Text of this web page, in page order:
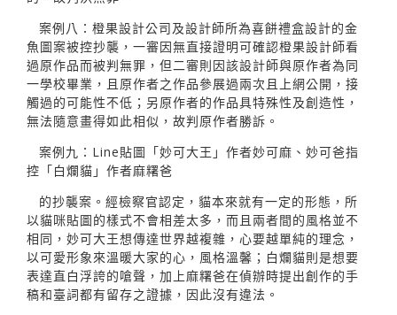
案例八：橙果設計公司及設計師所為喜餅禮盒設計的金
魚圖案被控抄襲，一審因無直接證明可確認橙果設計師看
過原作品而被判無罪，但二審則因該設計師與原作者為同
一學校畢業，且原作者之作品參展過兩次且上網公開，接
觸過的可能性不低；另原作者的作品具特殊性及創造性，
無法隨意畫得如此相似，故判原作者勝訴。
案例九：Line貼圖「妙可大王」作者妙可麻、妙可爸指
控「白爛貓」作者麻糬爸
的抄襲案。經檢察官認定，貓本來就有一定的形態，所
以貓咪貼圖的樣式不會相差太多，而且兩者間的風格並不
相同，妙可大王想傳達世界越複雜，心要越單純的理念，
以可愛形象來溫暖大家的心，風格溫馨；白爛貓則是想要
表達直白浮誇的嗆聲，加上麻糬爸在偵辦時提出創作的手
稿和臺詞都有留存之證據，因此沒有違法。